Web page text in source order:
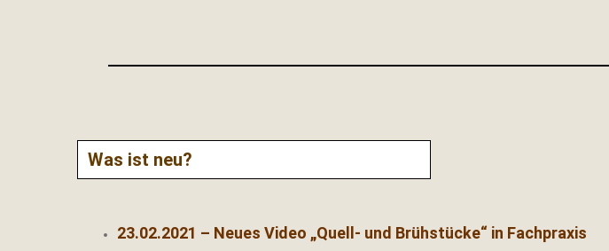
Was ist neu?
23.02.2021 – Neues Video „Quell- und Brühstücke“ in Fachpraxis